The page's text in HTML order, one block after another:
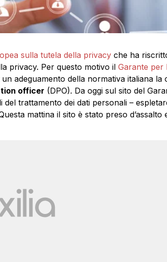
sulla tutela della privacyche ha
privacy. Per questo motivo il Garante per
adeguamento della normativa italiana la
officer (DPO). Da oggi sul sito del
trattamento dei dati personali –
mattina il sito è stato preso d’assalto